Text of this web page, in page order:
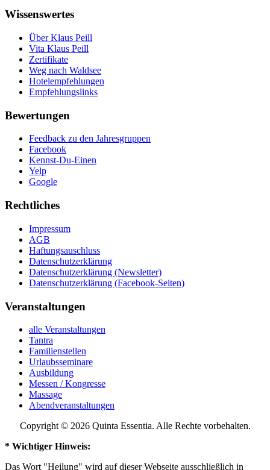
Wissenswertes
Über Klaus Peill
Vita Klaus Peill
Zertifikate
Weg nach Waldsee
Hotelempfehlungen
Empfehlungslinks
Bewertungen
Feedback zu den Jahresgruppen
Facebook
Kennst-Du-Einen
Yelp
Google
Rechtliches
Impressum
AGB
Haftungsauschluss
Datenschutzerklärung
Datenschutzerklärung (Newsletter)
Datenschutzerklärung (Facebook-Seiten)
Veranstaltungen
alle Veranstaltungen
Tantra
Familienstellen
Urlaubsseminare
Ausbildung
Messen / Kongresse
Massage
Abendveranstaltungen
Copyright © 2026 Quinta Essentia. Alle Rechte vorbehalten.
* Wichtiger Hinweis:
Das Wort "Heilung" wird auf dieser Webseite ausschließlich in